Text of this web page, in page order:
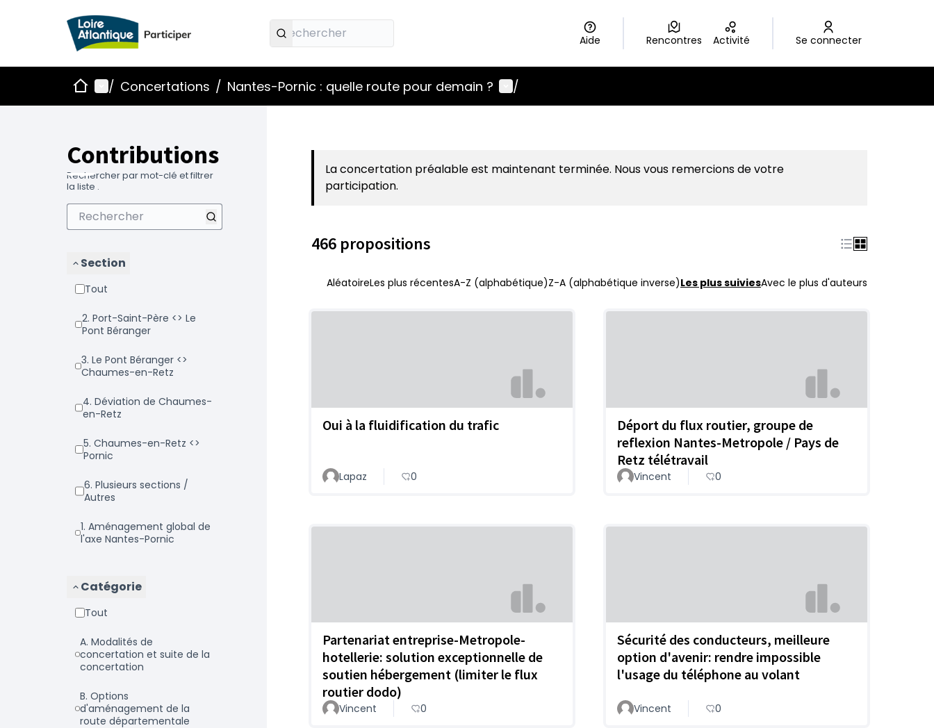
Aide Rencontres Activité Se connecter
AccueilMenu principal
/ Concertations / Nantes-Pornic : quelle route pour demain ? Menu utilisateur
/
Contributions
Rechercher par mot-clé et filtrer
la liste .
Section
Tout
2. Port-Saint-Père <> Le
Pont Béranger
3. Le Pont Béranger <>
Chaumes-en-Retz
4. Déviation de Chaumes-
en-Retz
5. Chaumes-en-Retz <>
Pornic
6. Plusieurs sections /
Autres
1. Aménagement global de
l'axe Nantes-Pornic
Catégorie
Tout
a. Modalités de
concertation et suite de la
concertation
b. Options
d'aménagement de la
route départementale
La concertation préalable est maintenant terminée. Nous vous remercions de votre
participation.
466 propositions
AléatoireLes plus récentesA-Z (alphabétique)Z-A (alphabétique inverse)Les plus suiviesAvec le plus d'auteurs
Oui à la fluidification du trafic
Lapaz 0
Déport du flux routier, groupe de
reflexion Nantes-Metropole / Pays de
Retz télétravail
Vincent 0
Partenariat entreprise-Metropole-
hotellerie: solution exceptionnelle de
soutien hébergement (limiter le flux
routier dodo)
Vincent 0
Sécurité des conducteurs, meilleure
option d'avenir: rendre impossible
l'usage du téléphone au volant
Vincent 0